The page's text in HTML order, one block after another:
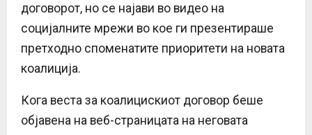
договорот, но се најави во видео на
социјалните мрежи во кое ги презентираше
претходно споменатите приоритети на новата
коалиција.
Кога веста за коалицискиот договор беше
објавена на веб-страницата на неговата